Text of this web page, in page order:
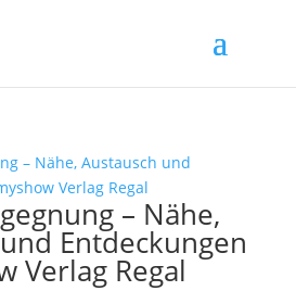
– Nähe,
Entdeckungen
Verlag Regal